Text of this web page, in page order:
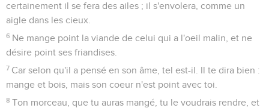
certainement il se fera des ailes ; il s'envolera, comme un
aigle dans les cieux.
6 Ne mange point la viande de celui qui a l'oeil malin, et ne
désire point ses friandises.
7 Car selon qu'il a pensé en son âme, tel est-il. Il te dira bien :
mange et bois, mais son coeur n'est point avec toi.
8 Ton morceau, que tu auras mangé, tu le voudrais rendre, et